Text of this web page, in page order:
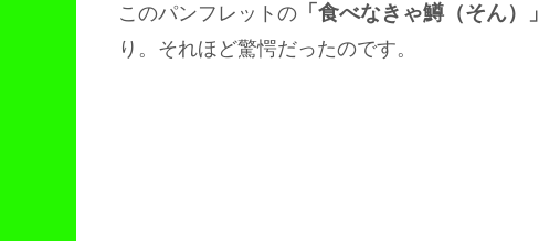
このパンフレットの 「食べなきゃ鱒（そん）」
り。それほど驚愕だったのです。